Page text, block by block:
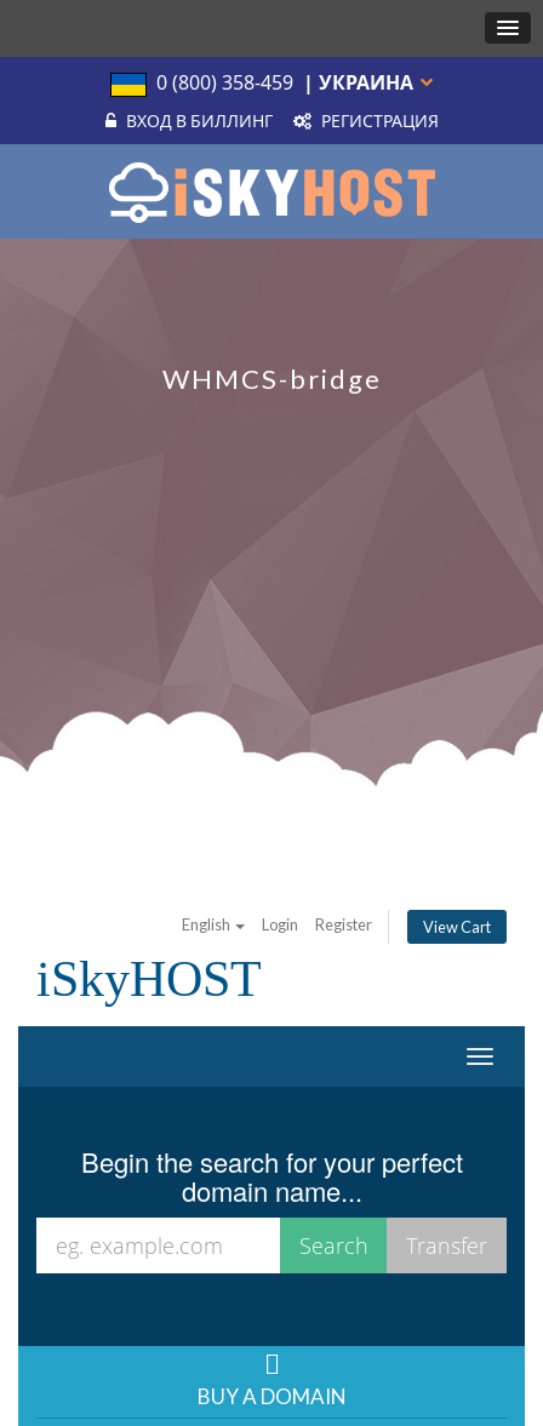
0 (800) 358-459 | УКРАИНА
ВХОД В БИЛЛИНГ РЕГИСТРАЦИЯ
WHMCS-bridge
English Login Register View Cart
iSkyHOST
Toggle
Begin the search for your perfect
domain name...
BUY A DOMAIN